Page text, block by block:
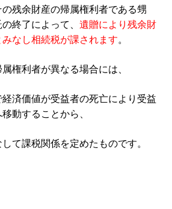
残余財産の帰属権利者である甥
終了によって、遺贈により残余財
なし相続税が課されます。
権利者が異なる場合には、
済価値が受益者の死亡により受益
動することから、
て課税関係を定めたものです。